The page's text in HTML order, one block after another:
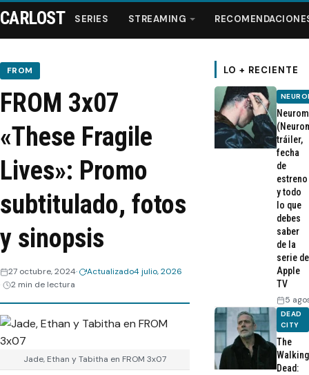
Series
Streaming
Recomendaciones
Webisodios
CARLOST SERIES STREAMING
FROM
FROM 3x07
«These Fragile
Lives»: Promo
subtitulado, fotos
y sinopsis
27 octubre, 2024 Actualizado4 julio, 2026
2 min de lectura
Jade, Ethan y Tabitha en FROM 3x07
LO + RECIENTE
tráiler,
fecha
de
estreno
y todo
lo que
debes
saber
de la
serie de
Apple
TV
5
DEAD
CITY
The
Walking
Dead: